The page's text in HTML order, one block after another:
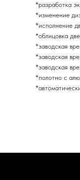
*разработка
*изменение
*исполнение
*облицовка
*заводская
*заводская
*заводская
*полотно с